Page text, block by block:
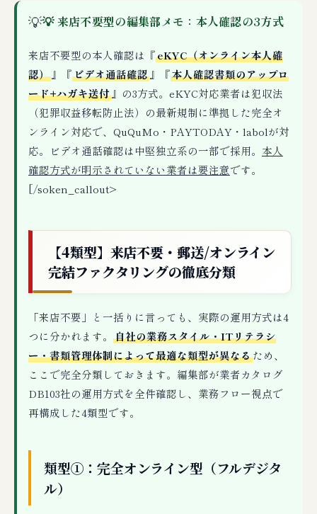
💡💡 来店不要型の編集部メモ：本人確認の3方式
来店不要型の本人確認は『eKYC（オンライン本人確
認） 』『ビデオ通話確認 』『本人確認書類のアップロ
ード+ハガキ送付 』の3方式。eKYC対応業者は犯収法
（犯罪収益移転防止法）の最新規制に準拠した完全オ
ンライン対応で、QuQuMo・PAYTODAY・labolが対
応。ビデオ通話確認は中堅独立系の一部で採用。 本人
確認方式が明示されていない業者は要注意です。
[/soken_callout>
【4類型】来店不要・郵送/オンライン
完結ファクタリングの徹底分類
「来店不要」と一括りに言っても、実際の運用方式は4
つに分かれます。 自社の業務スタイル・ITリテラシ
ー・書類管理体制によって最適な類型が異なるため、
ここで完全分類しておきます。編集部が業者カタログ
DB103社の運用方式を全件確認し、業務フロー視点で
再構成した4類型です。
類型①：完全オンライン型（フルデジタ
ル）